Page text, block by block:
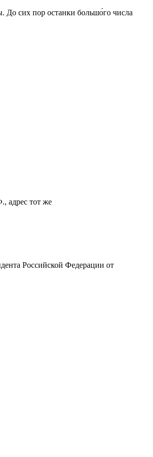
До сих пор останки большо́го числа
адрес тот же
Российской Федерации от